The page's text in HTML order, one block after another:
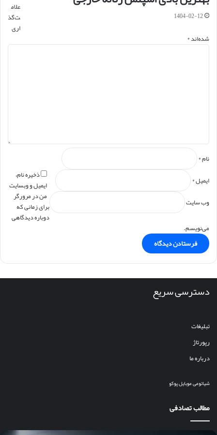
1404-02-12
علام
ت‌گذ
اری
شده‌اند*
د
نام*
ایمیل*
وب‌ سایت
ذخیره نام،
ایمیل و وبسایت
من در مرورگر
برای زمانی که
دوباره دیدگاهی
می‌نویسم.
دسترسی سریع
تبلیغات
رپورتاژ
درباره ما
شیائومیموبایلپوکو
مطالب تصادفی